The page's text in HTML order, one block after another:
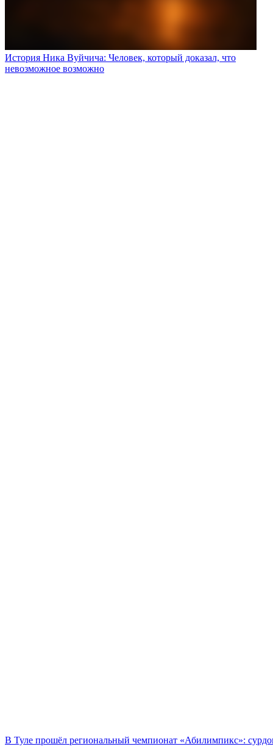
История Ника Вуйчича: Человек, который доказал, что
невозможное возможно
В Туле прошёл региональный чемпионат «Абилимпикс»: